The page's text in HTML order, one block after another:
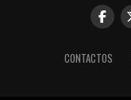
CONTACTOS